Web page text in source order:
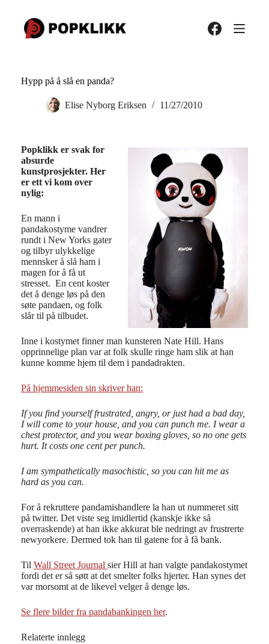
innholdet
Hypp på å slå en panda?
Elise Nyborg Eriksen 11/27/2010
Popklikk er svak for
absurde
kunstprosjekter. Her
er ett vi kom over
nylig:
En mann i
pandakostyme vandrer
rundt i New Yorks gater
og tilbyr ulykkelige
mennsker å slå ham i
magen for å få ut
stresset. En cent koster
det å denge løs på den
søte pandaen, og folk
slår til på tilbudet.
Inne i kostymet finner man kunsteren Nate Hill. Hans
opprinnelige plan var at folk skulle ringe ham slik at han
kunne komme hjem til dem i pandadrakten.
På hjemmesiden sin skriver han:
If you find yourself frustrated, angry, or just had a bad day,
I will come to your house, and you can punch me. I wear a
chest protector, and you wear boxing gloves, so no one gets
hurt. It costs one cent per punch.
I am sympathetically masochistic, so you can hit me as
hard as you can.
For å rekruttere pandamishandlere la han ut nummeret sitt
på twitter. Det viste seg imidlertid (kanskje ikke så
overraskende) at han ikke akkurat ble nedringt av frustrerte
newyorkere. Dermed tok han til gatene for å få bank.
Til Wall Street Journal sier Hill at han valgte pandakostymet
fordi det er så søtt at det smelter folks hjerter. Han synes det
var morsomt at de likevel velger å denge løs.
Se flere bilder fra pandabankingen her.
Relaterte innlegg